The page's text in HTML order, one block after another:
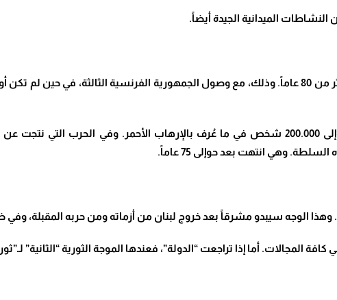
الميدانية الجيدة أيضاً.
الثورة الفرنسية أعطت نتائجها بعد أكثر من 80 عاماً. وذلك، مع وصول الجمهورية الفرنسية
أما الثورة البولشيفية، فهي قتلت حوإلى 200.000 شخص في ما عُرف بالإرهاب
وهي انتهت بعد حوإلى 75 عاماً
.
أما إذا تراجعت “الدولة”، فعندها الموجة الثورية “الثانية” لـ”ثورة 17 تشرين”لن تتأخر